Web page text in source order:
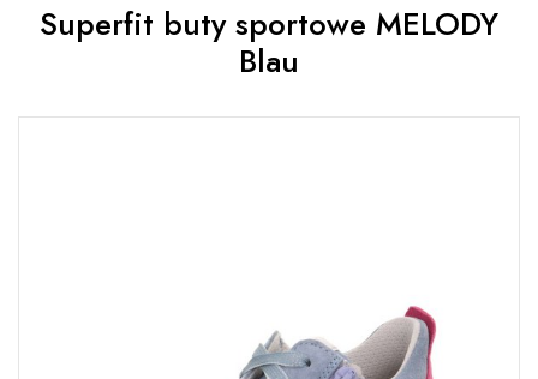
Superfit buty sportowe MELODY
Blau